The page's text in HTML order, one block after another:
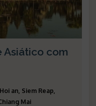
Asiático com
an, Siem Reap,
Mai